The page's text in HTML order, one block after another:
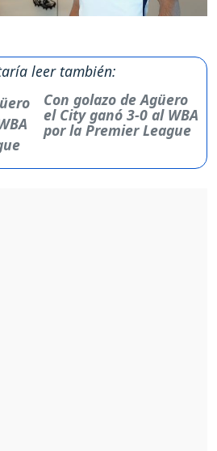
leer también:
Con golazo de Agüero
el City ganó 3-0 al WBA
por la Premier League